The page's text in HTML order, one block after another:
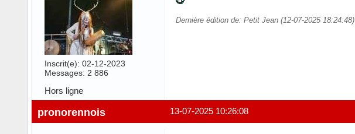
Inscrit(e): 02-12-2023
Messages: 2 886
Dernière édition de: Petit Jean (12-07-2025 18:24:48)
Hors ligne
13-07-2025 10:26:08
pronorennois